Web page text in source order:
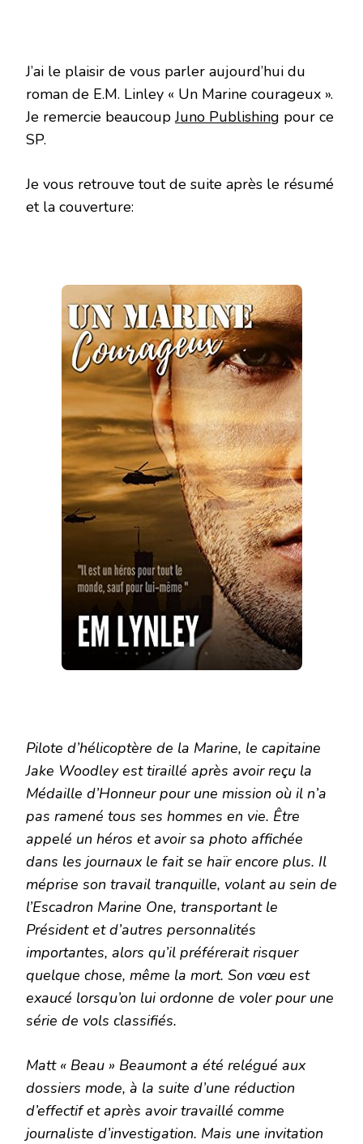
J’ai le plaisir de vous parler aujourd’hui du
roman de E.M. Linley « Un Marine courageux ».
Je remercie beaucoupJuno Publishing pour ce
SP.
Je vous retrouve tout de suite après le résumé
et la couverture:
Pilote d’hélicoptère de la Marine, le capitaine
Jake Woodley est tiraillé après avoir reçu la
Médaille d’Honneur pour une mission où il n’a
pas ramené tous ses hommes en vie. Être
appelé un héros et avoir sa photo affichée
dans les journaux le fait se haïr encore plus. Il
méprise son travail tranquille, volant au sein de
l’Escadron Marine One, transportant le
Président et d’autres personnalités
importantes, alors qu’il préférerait risquer
quelque chose, même la mort. Son vœu est
exaucé lorsqu’on lui ordonne de voler pour une
série de vols classifiés.
Matt « Beau » Beaumont a été relégué aux
dossiers mode, à la suite d’une réduction
d’effectif et après avoir travaillé comme
journaliste d’investigation. Mais une invitation